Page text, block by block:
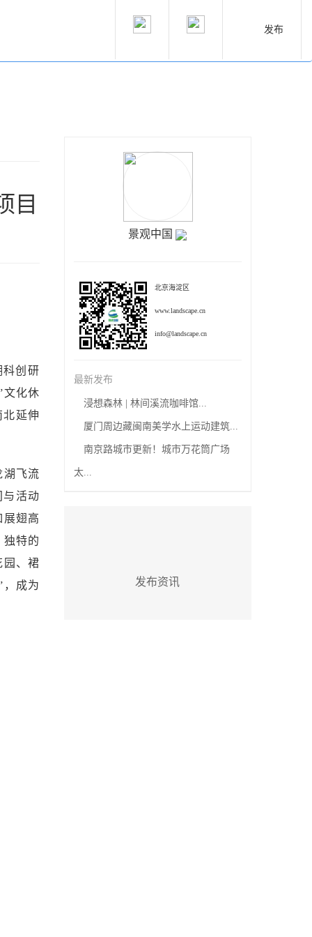
发布
目
科创研
文化休
北延伸
湖飞流
与活动
展翅高
独特的
园、裙
，成为
景观中国
北京海淀区
www.landscape.cn
info@landscape.cn
最新发布
浸想森林 | 林间溪流咖啡馆...
厦门周边藏闽南美学水上运动建筑...
南京路城市更新！城市万花筒广场
太...
发布资讯